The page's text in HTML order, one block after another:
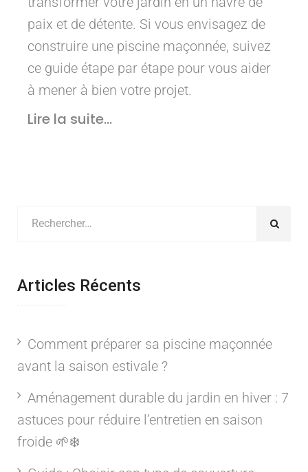
paix et de détente. Si vous envisagez de
construire une piscine maçonnée, suivez
ce guide étape par étape pour vous aider
à mener à bien votre projet.
Lire la suite...
Articles Récents
Comment préparer sa piscine maçonnée
avant la saison estivale ?
Aménagement durable du jardin en hiver : 7
astuces pour réduire l’entretien en saison
froide 🌱❄️